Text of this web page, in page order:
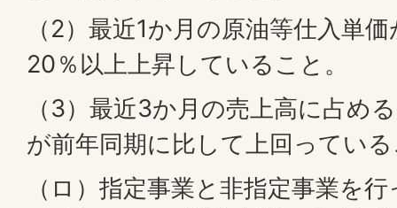
（2）最近1か月の原油等仕入単
20％以上上昇していること。
（3）最近3か月の売上高に占め
が前年同期に比して上回ってい
（ロ）指定事業と非指定事業を